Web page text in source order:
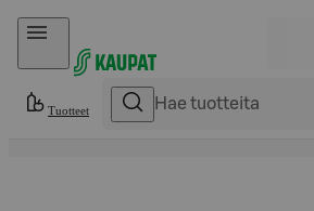
Hyppää sisältöön
Tuotteet